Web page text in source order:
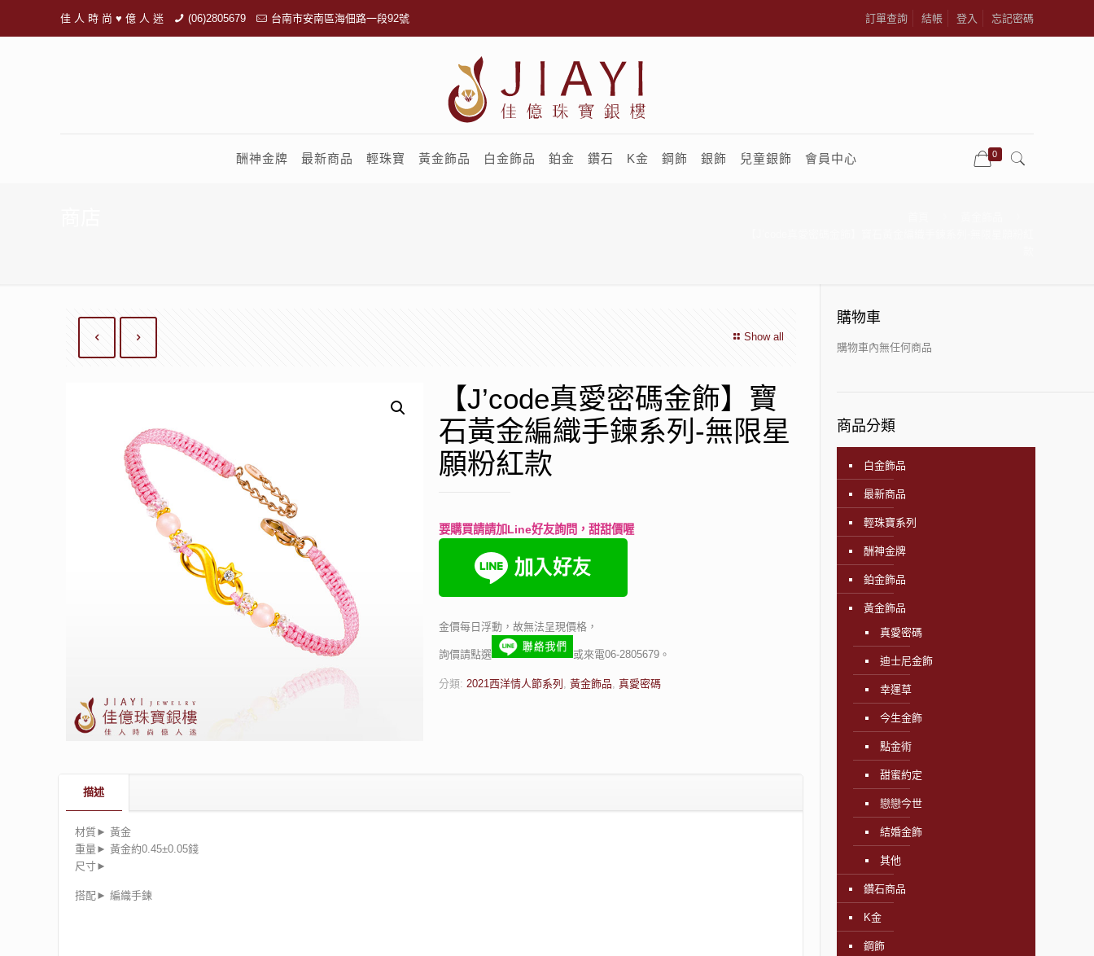
佳 人 時 尚 ♥ 億 人 迷 (06)2805679 台南市安南區海佃路一段92號 訂單查詢 結帳 登入 忘記密碼
酬神金牌 最新商品 輕珠寶 黃金飾品 白金飾品 鉑金 鑽石 K金 鋼飾 銀飾 兒童銀飾 會員中心 0
Show all
【J’code真愛密碼金飾】寶
石黃金編織手鍊系列-無限星
願粉紅款
要購買請請加Line好友詢問，甜甜價喔
金價每日浮動，故無法呈現價格，
詢價請點選 或來電06-2805679。
分類: 2021西洋情人節系列 , 黃金飾品, 真愛密碼
描述
材質► 黃金
重量► 黃金約0.45±0.05錢
尺寸►
搭配► 編織手鍊
購物車
購物車內無任何商品
商品分類
白金飾品
最新商品
輕珠寶系列
酬神金牌
鉑金飾品
黃金飾品
真愛密碼
迪士尼金飾
幸運草
今生金飾
點金術
甜蜜約定
戀戀今世
結婚金飾
其他
鑽石商品
K金
鋼飾